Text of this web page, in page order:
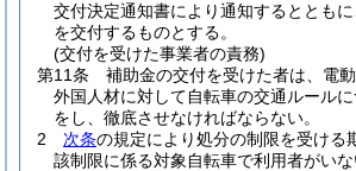
交付決定通知書により通知するととも
を交付するものとする。
(交付を受けた事業者の責務)
第11条
補助金の交付を受けた者は、電
外国人材に対して自転車の交通ルール
をし、徹底させなければならない。
2
次条の規定により処分の制限を受ける
該制限に係る対象自転車で利用者がい